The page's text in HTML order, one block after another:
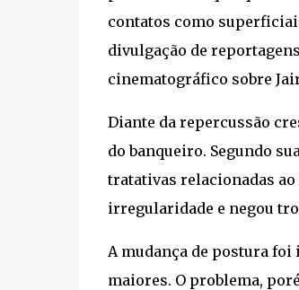
contatos como
divulgação de
cinematográfico sobre
Diante da repercussão
do banqueiro. Segundo
tratativas relacionadas
irregularidade e negou
A mudança de postura
maiores. O problema,